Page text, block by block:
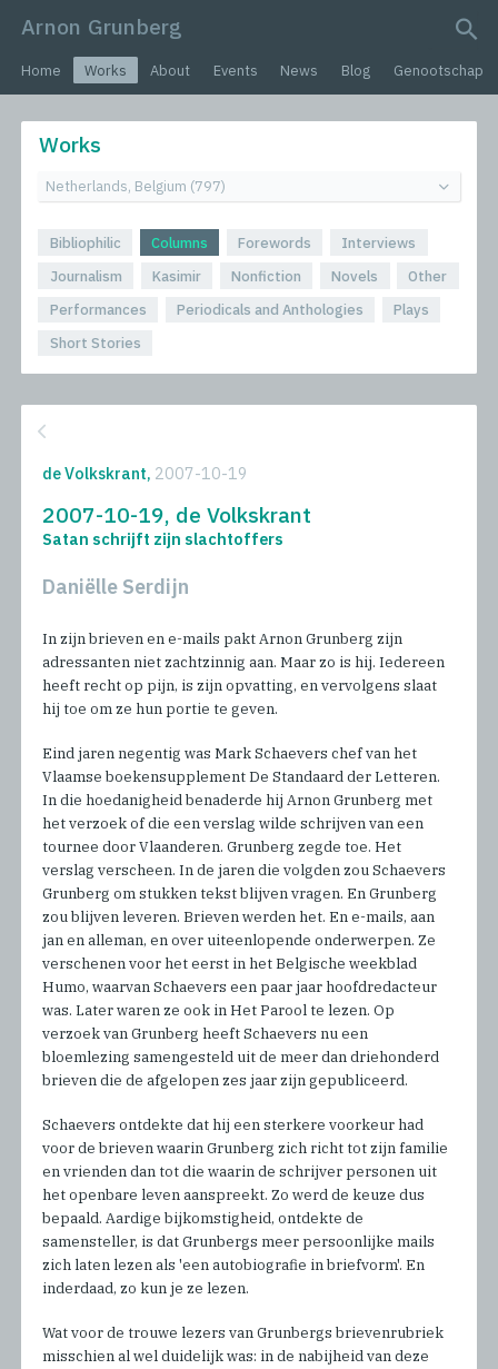
Arnon Grunberg
Home Works About Events News Blog Genootschap
Works
Bibliophilic Columns Forewords
Interviews
Journalism
Kasimir Nonfiction Novels
Other
Performances
Periodicals and Anthologies
Plays
Short Stories
de Volkskrant, 2007-10-19
2007-10-19, de Volkskrant
Satan schrijft zijn slachtoffers
Daniëlle Serdijn
In zijn brieven en e-mails pakt Arnon Grunberg zijn
adressanten niet zachtzinnig aan. Maar zo is hij. Iedereen
heeft recht op pijn, is zijn opvatting, en vervolgens slaat
hij toe om ze hun portie te geven.
Eind jaren negentig was Mark Schaevers chef van het
Vlaamse boekensupplement De Standaard der Letteren.
In die hoedanigheid benaderde hij Arnon Grunberg met
het verzoek of die een verslag wilde schrijven van een
tournee door Vlaanderen. Grunberg zegde toe. Het
verslag verscheen. In de jaren die volgden zou Schaevers
Grunberg om stukken tekst blijven vragen. En Grunberg
zou blijven leveren. Brieven werden het. En e-mails, aan
jan en alleman, en over uiteenlopende onderwerpen. Ze
verschenen voor het eerst in het Belgische weekblad
Humo, waarvan Schaevers een paar jaar hoofdredacteur
was. Later waren ze ook in Het Parool te lezen. Op
verzoek van Grunberg heeft Schaevers nu een
bloemlezing samengesteld uit de meer dan driehonderd
brieven die de afgelopen zes jaar zijn gepubliceerd.
Schaevers ontdekte dat hij een sterkere voorkeur had
voor de brieven waarin Grunberg zich richt tot zijn familie
en vrienden dan tot die waarin de schrijver personen uit
het openbare leven aanspreekt. Zo werd de keuze dus
bepaald. Aardige bijkomstigheid, ontdekte de
samensteller, is dat Grunbergs meer persoonlijke mails
zich laten lezen als 'een autobiografie in briefvorm'. En
inderdaad, zo kun je ze lezen.
Wat voor de trouwe lezers van Grunbergs brievenrubriek
misschien al wel duidelijk was: in de nabijheid van deze